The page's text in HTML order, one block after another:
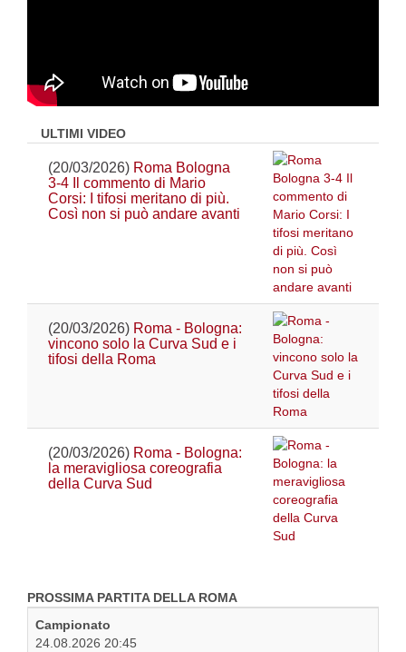
ULTIMI VIDEO
(20/03/2026) Roma Bologna
3-4 Il commento di Mario
Corsi: I tifosi meritano di più.
Così non si può andare avanti
(20/03/2026) Roma - Bologna:
vincono solo la Curva Sud e i
tifosi della Roma
(20/03/2026) Roma - Bologna:
la meravigliosa coreografia
della Curva Sud
PROSSIMA PARTITA DELLA ROMA
Campionato
24.08.2026 20:45